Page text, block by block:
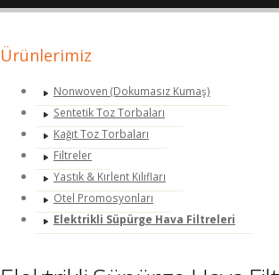
Ürünlerimiz
Nonwoven (Dokumasız Kumaş)
Sentetik Toz Torbaları
Kağıt Toz Torbaları
Filtreler
Yastık & Kırlent Kılıfları
Otel Promosyonları
Elektrikli Süpürge Hava Filtreleri